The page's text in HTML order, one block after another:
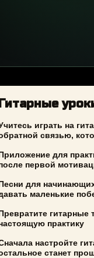
играть на
связью,
для
первой
для
маленькие
гитарные
практику
настройте
станет